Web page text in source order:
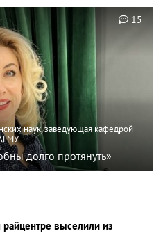
наук, заведующая кафедрой
долго протянуть»
15
выселили из